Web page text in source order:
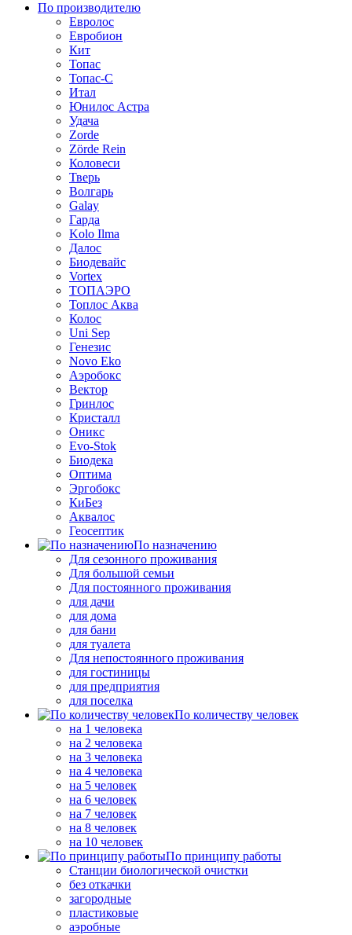
По производителю
Евролос
Евробион
Кит
Топас
Топас-С
Итал
Юнилос Астра
Удача
Zorde
Zörde Rein
Коловеси
Тверь
Волгарь
Galay
Гарда
Kolo Ilma
Далос
Биодевайс
Vortex
ТОПАЭРО
Топлос Аква
Колос
Uni Sep
Генезис
Novo Eko
Аэробокс
Вектор
Гринлос
Кристалл
Оникс
Evo-Stok
Биодека
Оптима
Эргобокс
КиБез
Аквалос
Геосептик
По назначению
Для сезонного проживания
Для большой семьи
Для постоянного проживания
для дачи
для дома
для бани
для туалета
Для непостоянного проживания
для гостиницы
для предприятия
для поселка
По количеству человек
на 1 человека
на 2 человека
на 3 человека
на 4 человека
на 5 человек
на 6 человек
на 7 человек
на 8 человек
на 10 человек
По принципу работы
Станции биологической очистки
без откачки
загородные
пластиковые
аэробные